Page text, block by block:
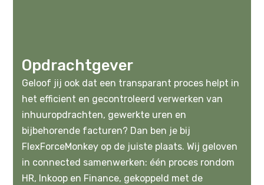
Opdrachtgever
Geloof jij ook dat een transparant proces helpt in
het efficient en gecontroleerd verwerken van
inhuuropdrachten, gewerkte uren en
bijbehorende facturen? Dan ben je bij
FlexForceMonkey op de juiste plaats. Wij geloven
in connected samenwerken: één proces rondom
HR, Inkoop en Finance, gekoppeld met de